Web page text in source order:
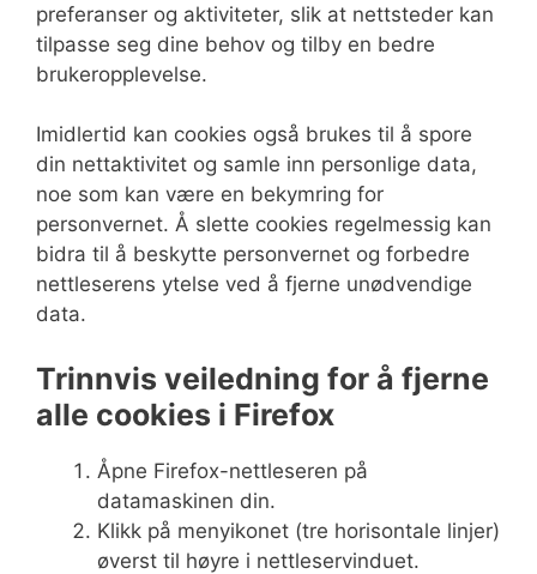
preferanser og aktiviteter, slik at nettsteder kan
tilpasse seg dine behov og tilby en bedre
brukeropplevelse.
Imidlertid kan cookies også brukes til å spore
din nettaktivitet og samle inn personlige data,
noe som kan være en bekymring for
personvernet. Å slette cookies regelmessig kan
bidra til å beskytte personvernet og forbedre
nettleserens ytelse ved å fjerne unødvendige
data.
Trinnvis veiledning for å fjerne
alle cookies i Firefox
Åpne Firefox-nettleseren på
datamaskinen din.
Klikk på menyikonet (tre horisontale linjer)
øverst til høyre i nettleservinduet.